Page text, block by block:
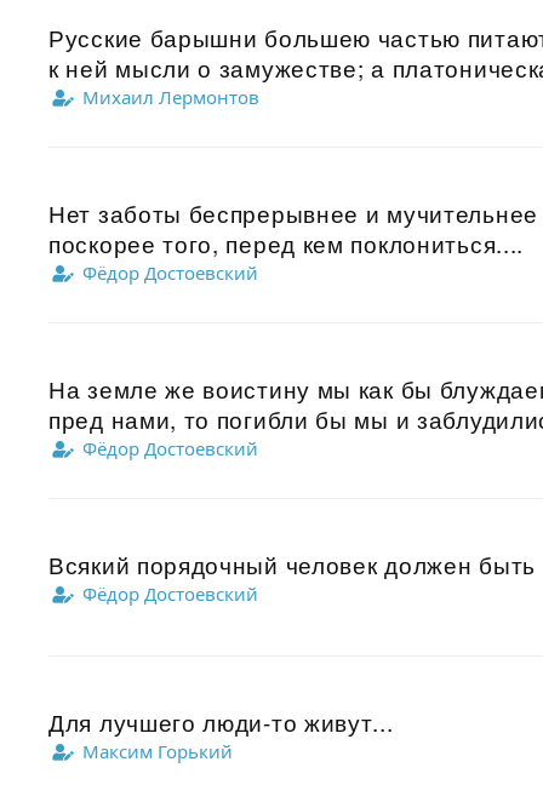
Русские барышни большею частью
к ней мысли о замужестве; а
Михаил Лермонтов
Нет заботы беспрерывнее и
поскорее того, перед кем поклониться....
Фёдор Достоевский
На земле же воистину мы как бы
пред нами, то погибли бы мы и
Фёдор Достоевский
Всякий порядочный человек должен
Фёдор Достоевский
Для лучшего люди-то живут...
Максим Горький